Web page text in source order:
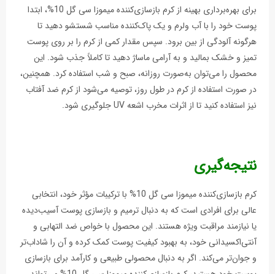
برای بهره‌برداری بهینه از کرم بازسازی‌کننده میموزا سی گل 10%، ابتدا
پوست خود را با آب ولرم و یک پاک‌کننده مناسب شستشو دهید تا
هرگونه آلودگی از بین برود. سپس مقدار کمی از کرم را بر روی پوست
تمیز و خشک بمالید و به آرامی ماساژ دهید تا کاملاً جذب شود. این
محصول را می‌توان به‌صورت روزانه، صبح و شب استفاده کرد. همچنین،
در صورت استفاده از کرم در طول روز، توصیه می‌شود از کرم ضد آفتاب
نیز استفاده کنید تا از اثرات مخرب اشعه UV جلوگیری شود.
نتیجه‌گیری
کرم بازسازی‌کننده میموزا سی گل 10% با ترکیبات مؤثر خود، انتخابی
عالی برای افرادی است که به دنبال ترمیم و بازسازی پوست آسیب‌دیده
یا نیازمند مراقبت ویژه هستند. این محصول با خواص ضد التهابی و
آنتی‌اکسیدانی خود، به بهبود کیفیت پوست کمک کرده و آن را شاداب‌تر
و جوان‌تر می‌کند. اگر به دنبال محصولی طبیعی و کارآمد برای بازسازی